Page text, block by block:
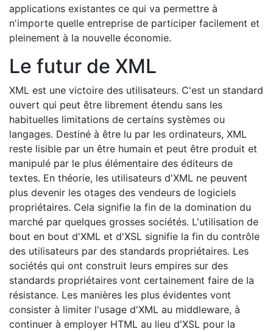
applications existantes ce qui va permettre à
n'importe quelle entreprise de participer facilement et
pleinement à la nouvelle économie.
Le futur de XML
XML est une victoire des utilisateurs. C'est un standard
ouvert qui peut être librement étendu sans les
habituelles limitations de certains systèmes ou
langages. Destiné à être lu par les ordinateurs, XML
reste lisible par un être humain et peut être produit et
manipulé par le plus élémentaire des éditeurs de
textes. En théorie, les utilisateurs d'XML ne peuvent
plus devenir les otages des vendeurs de logiciels
propriétaires. Cela signifie la fin de la domination du
marché par quelques grosses sociétés. L'utilisation de
bout en bout d'XML et d'XSL signifie la fin du contrôle
des utilisateurs par des standards propriétaires. Les
sociétés qui ont construit leurs empires sur des
standards propriétaires vont certainement faire de la
résistance. Les manières les plus évidentes vont
consister à limiter l'usage d'XML au middleware, à
continuer à employer HTML au lieu d'XSL pour la